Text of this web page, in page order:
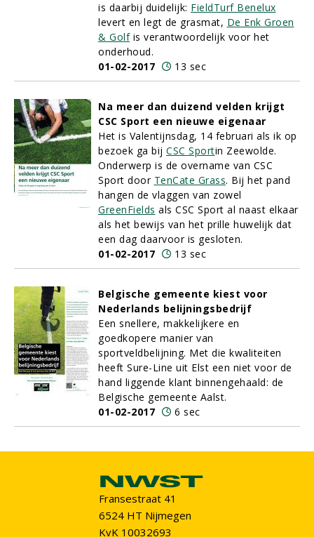
is daarbij duidelijk: FieldTurf Benelux
levert en legt de grasmat, De Enk Groen
& Golfis verantwoordelijk voor het
onderhoud.
01-02-2017
13 sec
Na meer dan duizend velden krijgt
CSC Sport een nieuwe eigenaar
Het is Valentijnsdag, 14 februari als ik op
bezoek ga bij CSC Sportin Zeewolde.
Onderwerp is de overname van CSC
Sport door TenCate Grass. Bij het pand
hangen de vlaggen van zowel
GreenFields als CSC Sport al naast elkaar
als het bewijs van het prille huwelijk dat
een dag daarvoor is gesloten.
01-02-2017
13 sec
Belgische gemeente kiest voor
Nederlands belijningsbedrijf
Een snellere, makkelijkere en
goedkopere manier van
sportveldbelijning. Met die kwaliteiten
heeft Sure-Line uit Elst een niet voor de
hand liggende klant binnengehaald: de
Belgische gemeente Aalst.
01-02-2017
6 sec
Fransestraat 41
6524 HT Nijmegen
KvK 10032693